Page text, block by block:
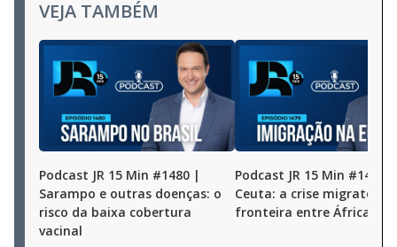
VEJA TAMBÉM
Podcast JR 15 Min #1480 |
Sarampo e outras doenças: o
risco da baixa cobertura
vacinal
Podcast JR 15 Min #1479 |
Ceuta: a crise migratória
fronteira entre África e